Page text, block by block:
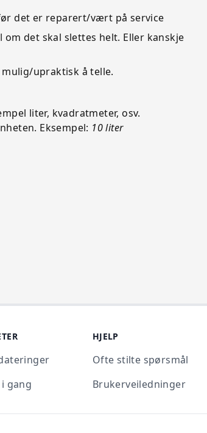
det er reparert/vært på service
det skal slettes helt. Eller kanskje
upraktisk å telle.
liter, kvadratmeter, osv.
Eksempel: 10 liter
gang
HJELP
Ofte stilte spørsmål
Brukerveiledninger